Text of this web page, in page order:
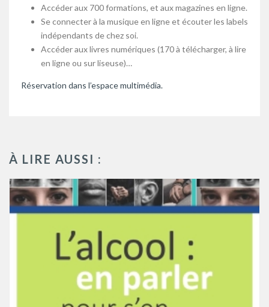
Accéder aux 700 formations, et aux magazines en ligne.
Se connecter à la musique en ligne et écouter les labels
indépendants de chez soi.
Accéder aux livres numériques (170 à télécharger, à lire
en ligne ou sur liseuse)…
Réservation dans l’espace multimédia.
À LIRE AUSSI :